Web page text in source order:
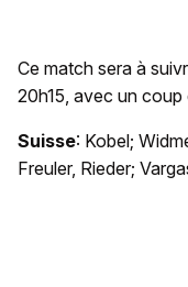
Ce match sera à
20h15, avec un
Suisse: Kobel;
Freuler, Rieder;